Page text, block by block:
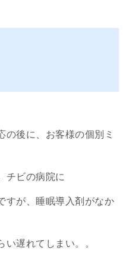
の後に、お客様の個別ミ
チビの病院に
すが、睡眠導入剤がなか
遅れてしまい。。